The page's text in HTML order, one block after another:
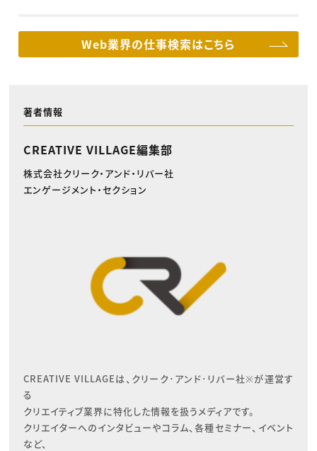
Web業界の仕事検索はこちら
著者情報
CREATIVE VILLAGE編集部
株式会社クリーク・アンド・リバー社
エンゲージメント・セクション
CREATIVE VILLAGEは、クリーク･アンド･リバー社※が運営す
る
クリエイティブ業界に特化した情報を扱うメディアです。
クリエイターへのインタビューやコラム、各種セミナー、イベント
など、